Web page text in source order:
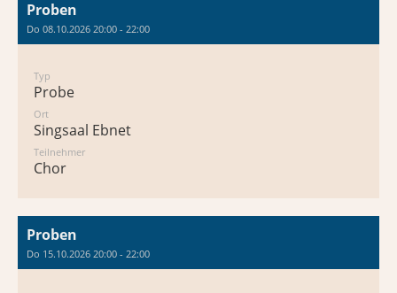
Proben
Do 08.10.2026 20:00 - 22:00
Typ
Probe
Ort
Singsaal Ebnet
Teilnehmer
Chor
Proben
Do 15.10.2026 20:00 - 22:00